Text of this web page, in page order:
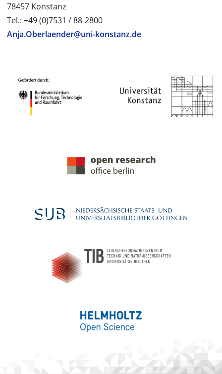
78457 Konstanz
Tel.: +49 (0)7531 / 88-2800
Anja.Oberlaender@uni-konstanz.de